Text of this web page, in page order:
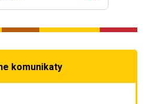
komunikaty